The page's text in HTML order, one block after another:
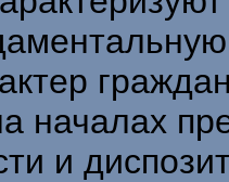
началах
и